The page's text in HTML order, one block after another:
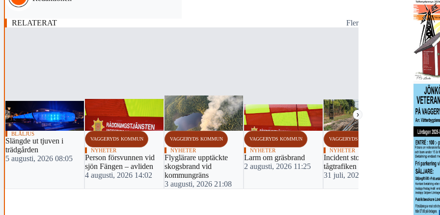
RELATERAT Fler
‹ ›
BLÅLJUS
Slängde ut tjuven i
trädgården
5 augusti, 2026 08:05
VAGGERYDS KOMMUN
NYHETER
Person försvunnen vid
sjön Fängen – avliden
4 augusti, 2026 14:02
VAGGERYDS KOMMUN
NYHETER
Flyglärare upptäckte
skogsbrand vid
kommungräns
3 augusti, 2026 21:08
VAGGERYDS KOMMUN
NYHETER
Larm om gräsbrand
2 augusti, 2026 11:25
VAGGERYDS KOMMUN
NYHETER
Incident stoppar
tågtrafiken
31 juli, 2026 17:29
NYHETER
Lastbil
väg
24 juli,